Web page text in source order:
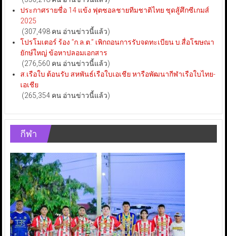
ประกาศรายชื่อ 14 แข้ง ฟุตซอลชายทีมชาติไทย ชุดสู้ศึกซีเกมส์
2025
(307,498 คน อ่านข่าวนี้แล้ว)
โปรโมเตอร์ ร้อง “ก.ล.ต.” เพิกถอนการรับจดทะเบียน บ.สื่อโฆษณา
ยักษ์ใหญ่ ข้อหาปลอมเอกสาร
(276,560 คน อ่านข่าวนี้แล้ว)
ส.เรือใบ ต้อนรับ สหพันธ์เรือใบเอเชีย หารือพัฒนากีฬาเรือใบไทย-
เอเชีย
(265,354 คน อ่านข่าวนี้แล้ว)
กีฬา